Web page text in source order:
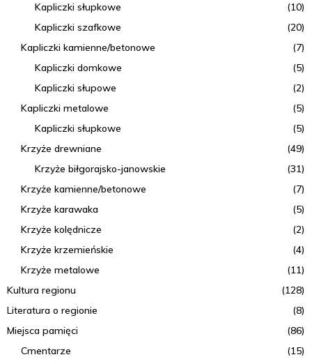
Kapliczki słupkowe
(10)
Kapliczki szafkowe
(20)
Kapliczki kamienne/betonowe
(7)
Kapliczki domkowe
(5)
Kapliczki słupowe
(2)
Kapliczki metalowe
(5)
Kapliczki słupkowe
(5)
Krzyże drewniane
(49)
Krzyże biłgorajsko-janowskie
(31)
Krzyże kamienne/betonowe
(7)
Krzyże karawaka
(5)
Krzyże kolędnicze
(2)
Krzyże krzemieńskie
(4)
Krzyże metalowe
(11)
Kultura regionu
(128)
Literatura o regionie
(8)
Miejsca pamięci
(86)
Cmentarze
(15)